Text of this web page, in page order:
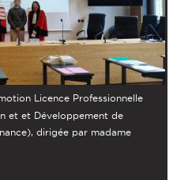
Licence Professionnelle
et et Développement de
dirigée par madame